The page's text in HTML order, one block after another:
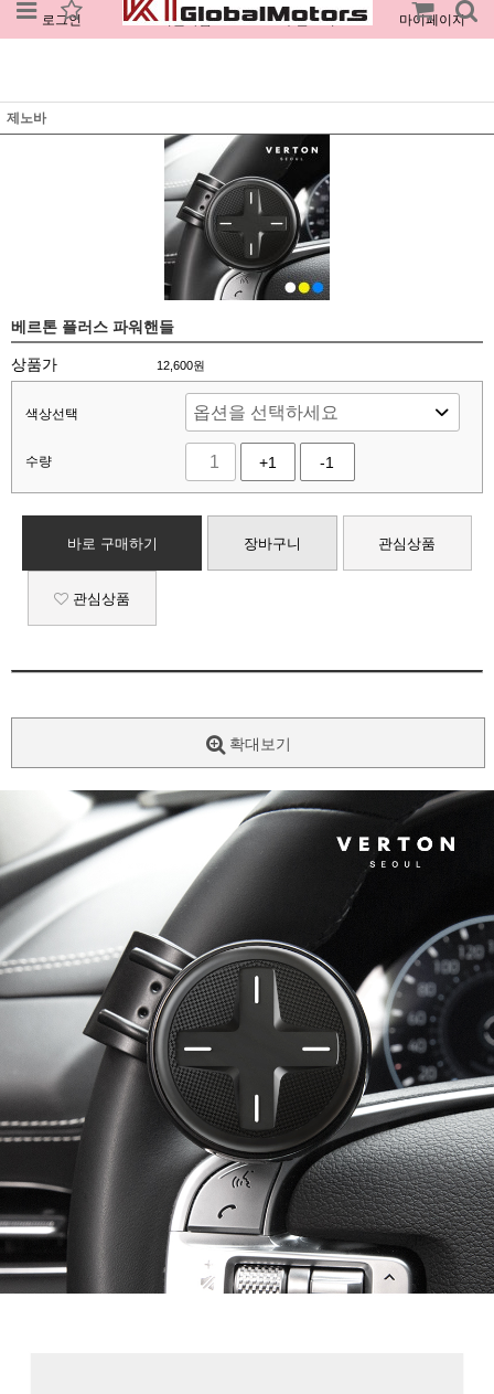
로그인 회원가입 주문조회 마이페이지
제노바
베르톤 플러스 파워핸들
상품가 12,600원
색상선택
수량 +1 -1
바로 구매하기 장바구니 관심상품
관심상품
확대보기